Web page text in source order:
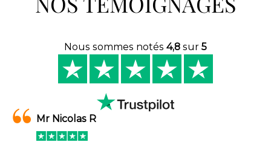
Nous sommes notés 4,8 sur 5
Mr Nicolas R